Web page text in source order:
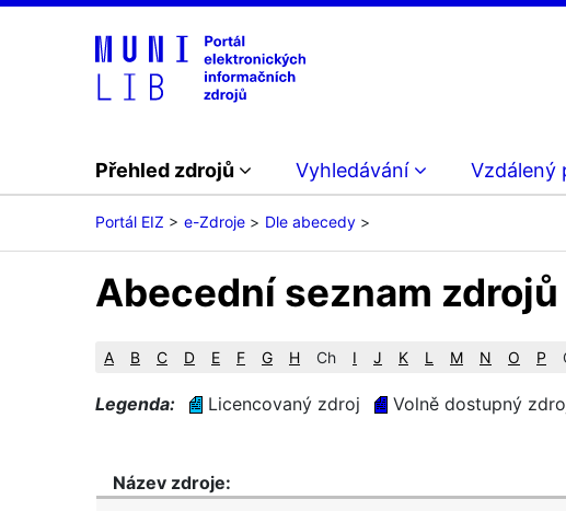
Přehled zdrojů Vyhledávání Vzdálený
Portál EIZ e-Zdroje Dle abecedy
Abecední seznam zdrojů
A B C D E F G H Ch I J K L M N O P
Legenda: Licencovaný zdroj Volně dostupný
Název zdroje: